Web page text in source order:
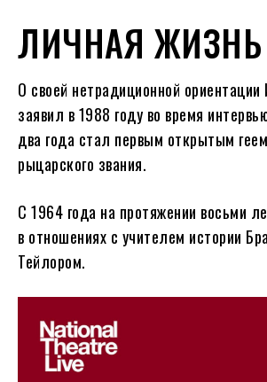
ЛИЧНАЯ ЖИЗНЬ
О своей нетрадиционной ориентации
заявил в 1988 году во время
два года стал первым открытым
рыцарского звания.
С 1964 года на протяжении восьми
в отношениях с учителем истории
Тейлором.